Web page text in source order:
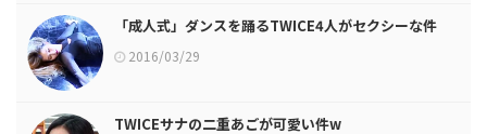
「成人式」ダンスを踊るTWICE4人がセクシーな件
2016/03/29
TWICEサナの二重あごが可愛い件w